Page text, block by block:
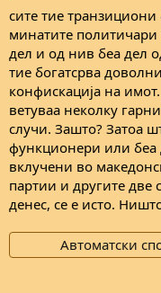
сите тие
минатите
дел и од нив беа дел
тие богатсрва
конфискација на
ветуваа неколку
случи. Зашто? Затоа
функционери или беа
вклучени во
партии и другите
денес, се е исто.
Автоматски